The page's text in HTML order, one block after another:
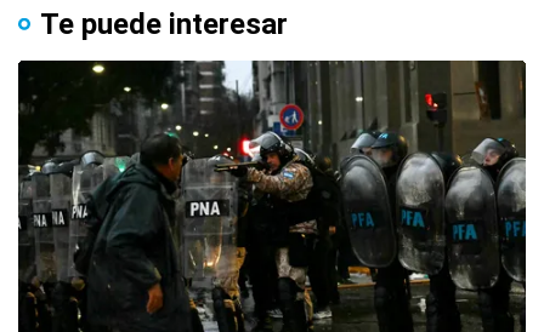
Te puede interesar